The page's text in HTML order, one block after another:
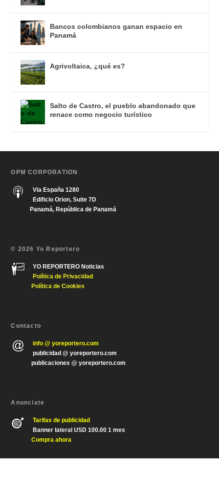
Bancos colombianos ganan espacio en
Panamá
Agrivoltaica, ¿qué es?
Salto de Castro, el pueblo abandonado que
renace como negocio turístico
OPM CORPORATION
Via España 1280
Edificio Orion, Suite 7D
Panamá, República de Panamá
© 2026 Yo Reportero
YO REPORTERO Noticias
Política de Privacidad
Política de Cookies
Contacto
info @ yoreportero.com
publicidad @ yoreportero.com
publicaciones @ yoreportero.com
Anunciate
Tarifas de publicidad
Banner lateral USD 100.00 1 mes
Compra ahora